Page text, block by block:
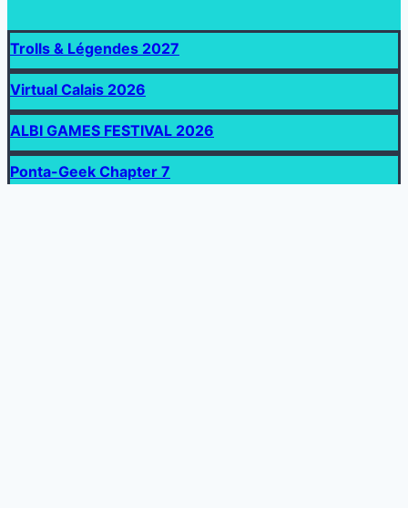
Trolls & Légendes 2027
Virtual Calais 2026
ALBI GAMES FESTIVAL 2026
Ponta-Geek Chapter 7